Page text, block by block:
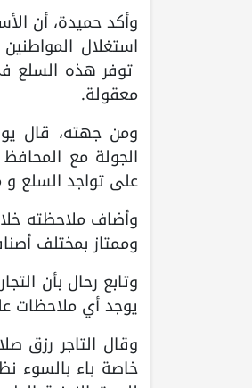
وأكد حميدة، أن
استغلال
توفر هذه السلع
معقولة.
ومن جهته، قال
الجولة مع
على تواجد السلع
وأضاف ملاحظته
وممتاز بمختلف
وتابع رحال بأن
يوجد أي ملاحظات
وقال التاجر رزق
خاصة باء بالسوء